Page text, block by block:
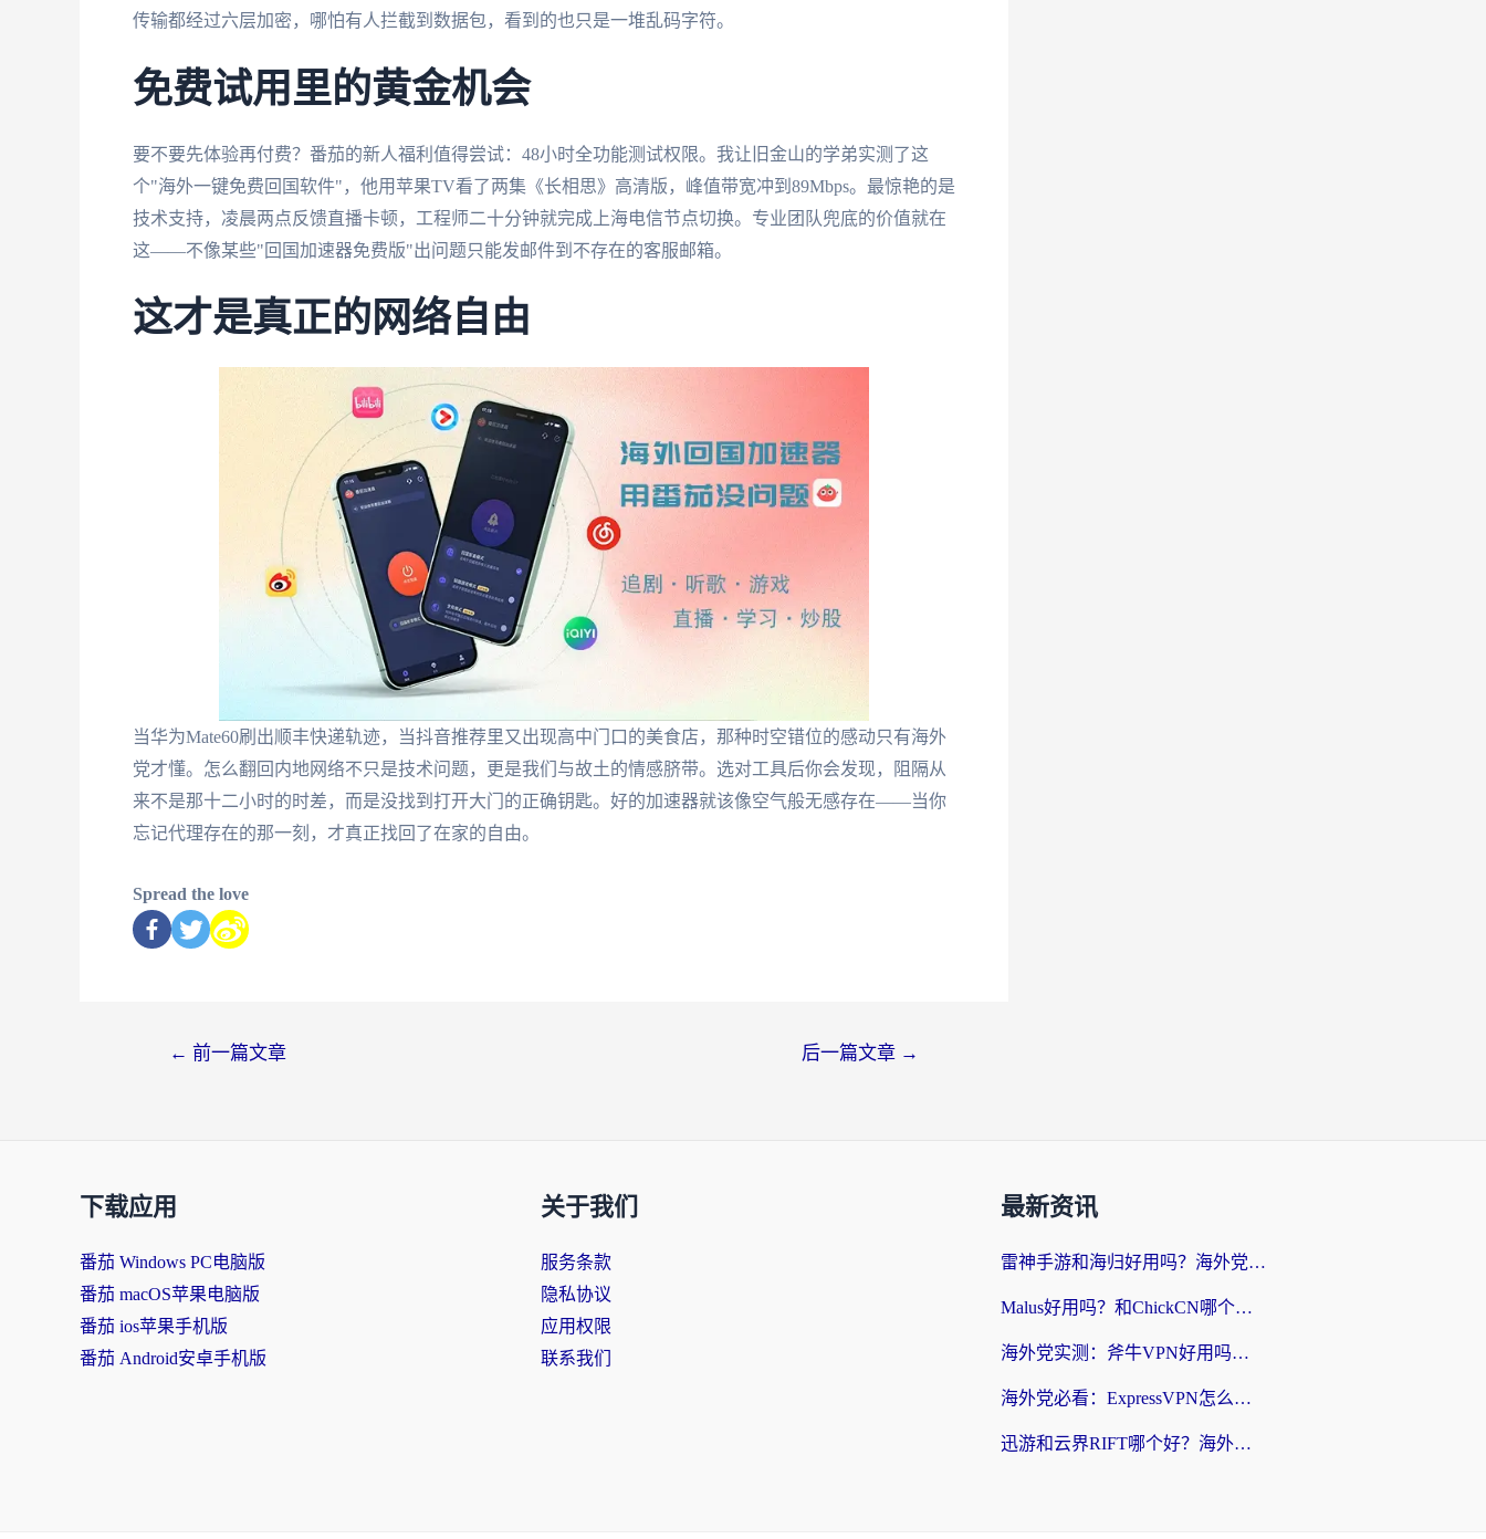
传输都经过六层加密，哪怕有人拦截到数据包，看到的也只是一堆乱码字符。
免费试用里的黄金机会
要不要先体验再付费？番茄的新人福利值得尝试：48小时全功能测试权限。我让旧金山的学弟实测了这
个"海外一键免费回国软件"，他用苹果TV看了两集《长相思》高清版，峰值带宽冲到89Mbps。最惊艳的是
技术支持，凌晨两点反馈直播卡顿，工程师二十分钟就完成上海电信节点切换。专业团队兜底的价值就在
这——不像某些"回国加速器免费版"出问题只能发邮件到不存在的客服邮箱。
这才是真正的网络自由
当华为Mate60刷出顺丰快递轨迹，当抖音推荐里又出现高中门口的美食店，那种时空错位的感动只有海外
党才懂。怎么翻回内地网络不只是技术问题，更是我们与故土的情感脐带。选对工具后你会发现，阻隔从
来不是那十二小时的时差，而是没找到打开大门的正确钥匙。好的加速器就该像空气般无感存在——当你
忘记代理存在的那一刻，才真正找回了在家的自由。
Spread the love
← 前一篇文章 后一篇文章 →
下载应用
番茄 Windows PC电脑版
番茄 macOS苹果电脑版
番茄 ios苹果手机版
番茄 Android安卓手机版
关于我们
服务条款
隐私协议
应用权限
联系我们
最新资讯
雷神手游和海归好用吗？海外党亲测3款热门回国加速器+番茄加速器深度体验
Malus好用吗？和ChickCN哪个好？海外党亲测：选对回国加速器，追剧游戏不卡顿
海外党实测：斧牛VPN好用吗？和快喵VPN对比哪个回国效果更好？附3款热门加速器深度分析
海外党必看：ExpressVPN怎么样？3步选对回国加速器，无缝刷国内剧玩手游
迅游和云界RIFT哪个好？海外党亲测3款回国加速器，教你无缝刷国内剧玩游戏